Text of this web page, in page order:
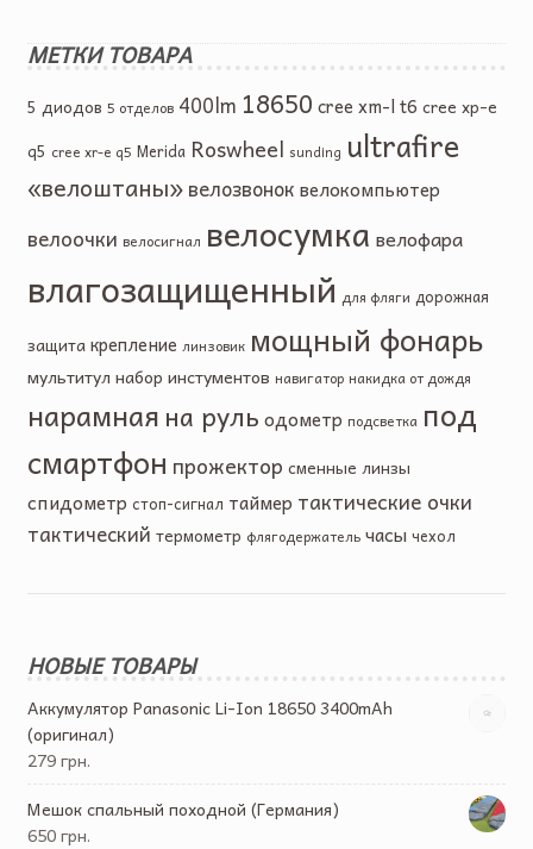
МЕТКИ ТОВАРА
5 диодов 5 отделов 400lm 18650 cree xm-l t6 cree xp-e
q5 cree xr-e q5 Merida Roswheel sunding ultrafire
«велоштаны»велозвонок велокомпьютер
велоочки велосигнал велосумка велофара
влагозащищенный для фляги дорожная
защита крепление линзовик мощный фонарь
мультитул набор инстументов навигатор накидка от дождя
нарамнаяна руль одометр подсветка под
смартфон прожектор сменные линзы
спидометр стоп-сигнал таймер тактические очки
тактический термометр флягодержатель часы чехол
НОВЫЕ ТОВАРЫ
Аккумулятор Panasonic Li-Ion 18650 3400mAh
(оригинал)
279 грн.
Мешок спальный походной (Германия)
650 грн.